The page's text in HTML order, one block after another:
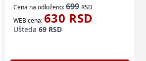
Cena na odloženo:699 RSD
WEB cena:630 RSD
Ušteda 69RSD